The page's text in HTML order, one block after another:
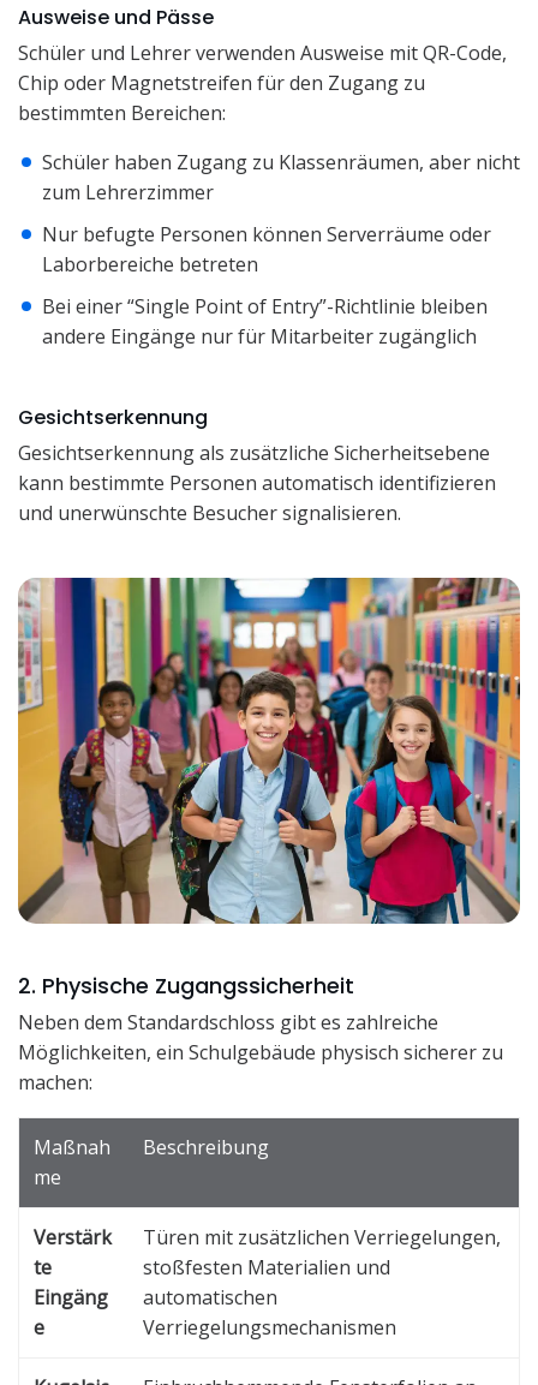
Ausweise und Pässe
Schüler und Lehrer verwenden Ausweise mit QR-Code,
Chip oder Magnetstreifen für den Zugang zu
bestimmten Bereichen:
Schüler haben Zugang zu Klassenräumen, aber nicht
zum Lehrerzimmer
Nur befugte Personen können Serverräume oder
Laborbereiche betreten
Bei einer “Single Point of Entry”-Richtlinie bleiben
andere Eingänge nur für Mitarbeiter zugänglich
Gesichtserkennung
Gesichtserkennung als zusätzliche Sicherheitsebene
kann bestimmte Personen automatisch identifizieren
und unerwünschte Besucher signalisieren.
2. Physische Zugangssicherheit
Neben dem Standardschloss gibt es zahlreiche
Möglichkeiten, ein Schulgebäude physisch sicherer zu
machen:
Maßnah
me
Beschreibung
Verstärk
te
Eingäng
e
Türen mit zusätzlichen Verriegelungen,
stoßfesten Materialien und
automatischen
Verriegelungsmechanismen